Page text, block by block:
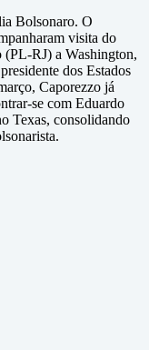
Bolsonaro. O
visita do
RJ) a Washington,
dos Estados
Caporezzo já
se com Eduardo
Texas, consolidando